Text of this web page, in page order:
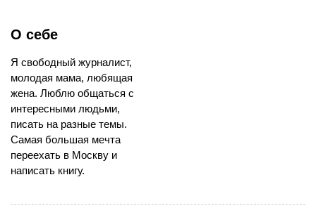
О себе
Я свободный журналист,
молодая мама, любящая
жена. Люблю общаться с
интересными людьми,
писать на разные темы.
Самая большая мечта
переехать в Москву и
написать книгу.